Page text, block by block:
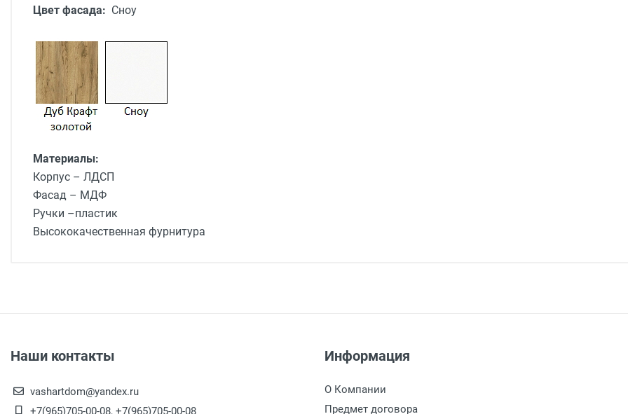
Цвет фасада: Сноу
Материалы:
Корпус – ЛДСП
Фасад – МДФ
Ручки –пластик
Высококачественная фурнитура
Доставка до терминала ТК
на сумму менее 80 000 руб.- 1000 руб.
Наши контакты
vashartdom@yandex.ru
+7(965)705-00-08, +7(965)705-00-08
Информация
О Компании
Предмет договора